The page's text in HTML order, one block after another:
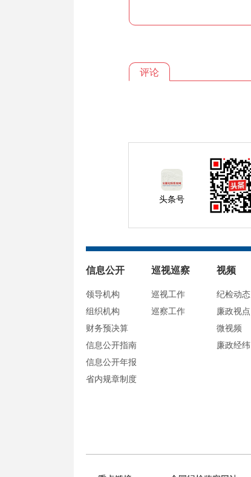
评论
头条号
信息公开
领导机构
组织机构
财务预决算
信息公开指南
信息公开年报
省内规章制度
巡视巡察
巡视工作
巡察工作
视频
纪检动态
廉政视点
微视频
廉政经纬